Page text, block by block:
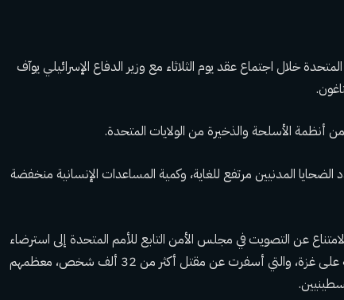
خلال اجتماع عقد يوم الثلاثاء مع وزير الدفاع الإسرائيلي يوآف
أنظمة الأسلحة والذخيرة من الولايات المتحدة.
الضحايا المدنيين مرتفع للغاية، وكمية المساعدات الإنسانية منخفضة
عن التصويت في مجلس الأمن التابع للأمم المتحدة إلى استرضاء
منتقدي دعم الولايات المتحدة للحرب الإسرائيلية على غزة، والتي أسفرت عن مقتل أكثر من 32 ألف شخص، معظمهم